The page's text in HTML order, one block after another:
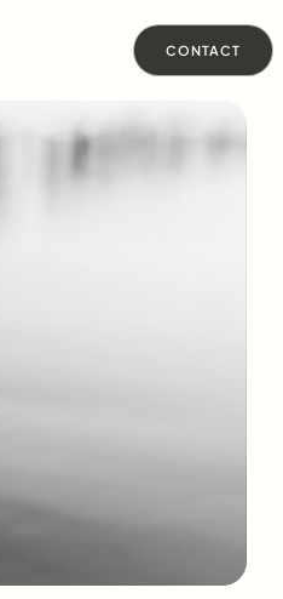
CONTACT